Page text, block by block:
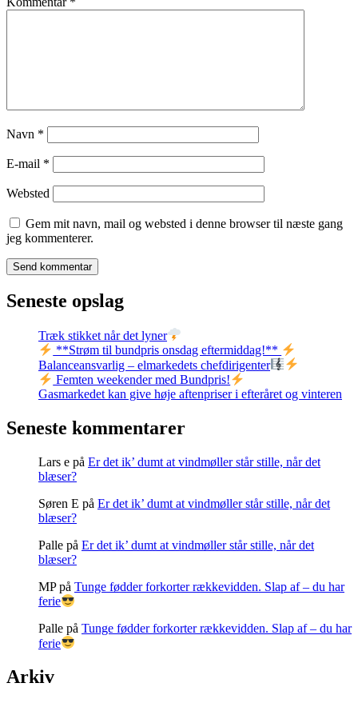
Navn *
E-mail *
Websted
Gem mit navn, mail og websted i denne browser til næste gang
jeg kommenterer.
Seneste opslag
Træk stikket når det lyner
**Strøm til bundpris onsdag eftermiddag!**
Balanceansvarlig – elmarkedets chefdirigenter
Femten weekender med Bundpris!
Gasmarkedet kan give høje aftenpriser i efteråret og vinteren
Seneste kommentarer
Lars e på Er det ik’ dumt at vindmøller står stille, når det
blæser?
Søren E på Er det ik’ dumt at vindmøller står stille, når det
blæser?
Palle på Er det ik’ dumt at vindmøller står stille, når det
blæser?
MPpå Tunge fødder forkorter rækkevidden. Slap af – du har
ferie
Palle på Tunge fødder forkorter rækkevidden. Slap af – du har
ferie
Arkiv